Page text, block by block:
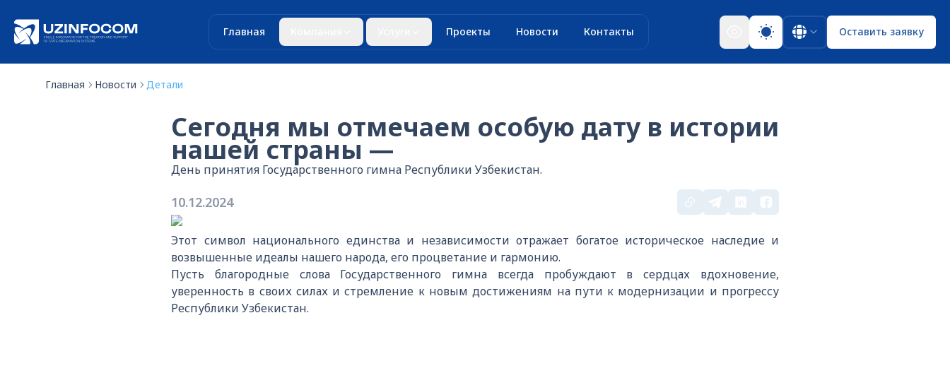
Главная Проекты Новости Контакты Оставить заявку
Главная Новости Детали
Сегодня мы отмечаем особую дату в истории
нашей страны —
День принятия Государственного гимна Республики Узбекистан.
10.12.2024
Этот символ национального единства и независимости отражает богатое историческое наследие и
возвышенные идеалы нашего народа, его процветание и гармонию.
Пусть благородные слова Государственного гимна всегда пробуждают в сердцах вдохновение,
уверенность в своих силах и стремление к новым достижениям на пути к модернизации и прогрессу
Республики Узбекистан.